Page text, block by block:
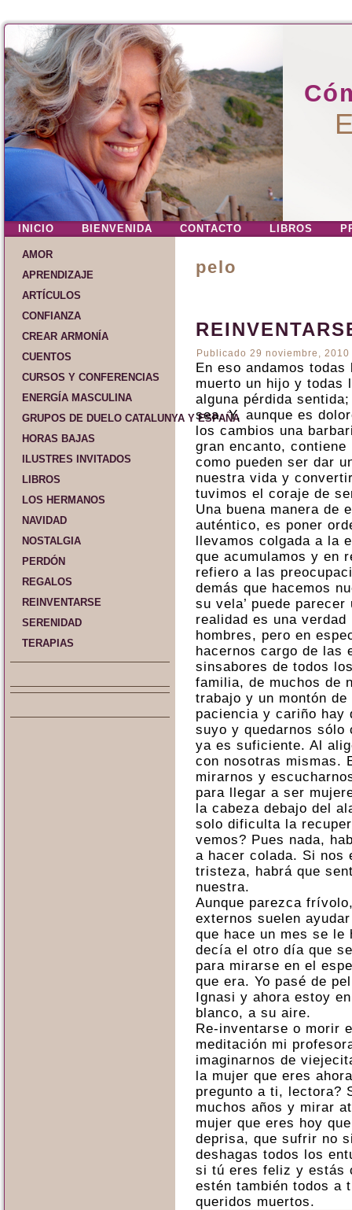
INICIO BIENVENIDA CONTACTO LIBROS
AMOR
APRENDIZAJE
ARTÍCULOS
CONFIANZA
CREAR ARMONÍA
CUENTOS
CURSOS Y CONFERENCIAS
ENERGÍA MASCULINA
GRUPOS DE DUELO CATALUNYA Y ESPAÑA
HORAS BAJAS
ILUSTRES INVITADOS
LIBROS
LOS HERMANOS
NAVIDAD
NOSTALGIA
PERDÓN
REGALOS
REINVENTARSE
SERENIDAD
TERAPIAS
pelo
Publicado 29 noviembre, 2010
En eso andamos
muerto un hijo y todas
alguna pérdida
sea. Y, aunque es
los cambios una
gran encanto,
como pueden ser dar
nuestra vida y
tuvimos el coraje de
Una buena manera de
auténtico, es poner
llevamos colgada a la
que acumulamos y en
refiero a las
demás que hacemos
su vela’ puede
realidad es una
hombres, pero en
hacernos cargo de las
sinsabores de todos
familia, de muchos de
trabajo y un montón
paciencia y cariño hay
suyo y quedarnos sólo
ya es suficiente. Al
con nosotras mismas.
mirarnos y
para llegar a ser
la cabeza debajo del
solo dificulta la
vemos? Pues nada,
a hacer colada. Si nos
tristeza, habrá que
nuestra.
Aunque parezca
externos suelen
que hace un mes se le
decía el otro día que
para mirarse en el
que era. Yo pasé de
Ignasi y ahora estoy
blanco, a su aire.
Re-inventarse o morir
meditación mi
imaginarnos de
la mujer que eres
pregunto a ti, lectora?
muchos años y mirar
mujer que eres hoy
deprisa, que sufrir no
deshagas todos los
si tú eres feliz y estás
estén también todos a
queridos muertos.